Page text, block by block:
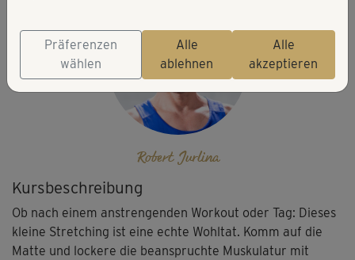
Kursbeschreibung
Ob nach einem anstrengenden Workout oder Tag: Dieses
kleine Stretching ist eine echte Wohltat. Komm auf die
Matte und lockere die beanspruchte Muskulatur mit
Robert Jurlina
Präferenzen
wählen
Alle
ablehnen
Alle
akzeptieren